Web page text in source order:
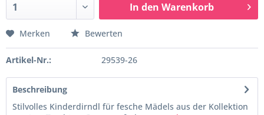
In den Warenkorb
Merken Bewerten
Artikel-Nr.: 29539-26
Beschreibung
Stilvolles Kinderdirndl für fesche Mädels aus der Kollektion